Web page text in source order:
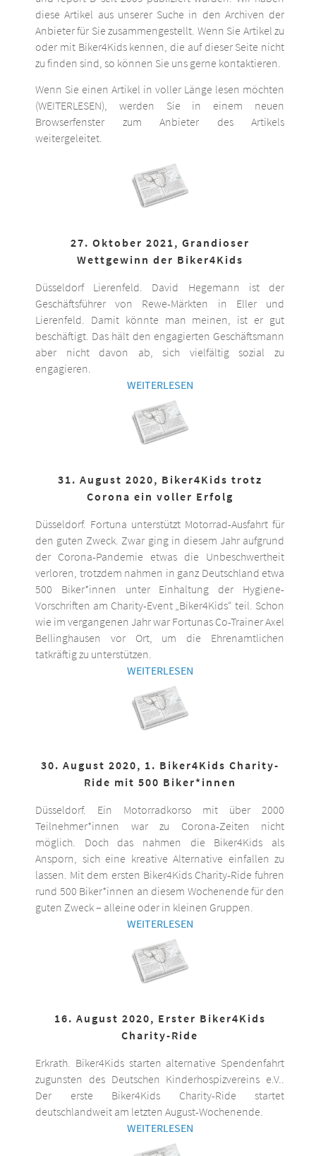
diese Artikel aus unserer Suche in den Archiven der
Anbieter für Sie zusammengestellt. Wenn Sie Artikel zu
oder mit Biker4Kids kennen, die auf dieser Seite nicht
zu finden sind, so können Sie uns gerne kontaktieren.
Wenn Sie einen Artikel in voller Länge lesen möchten
(WEITERLESEN), werden Sie in einem neuen
Browserfenster zum Anbieter des Artikels
weitergeleitet.
27. Oktober 2021, Grandioser
Wettgewinn der Biker4Kids
Düsseldorf Lierenfeld. David Hegemann ist der
Geschäftsführer von Rewe-Märkten in Eller und
Lierenfeld. Damit könnte man meinen, ist er gut
beschäftigt. Das hält den engagierten Geschäftsmann
aber nicht davon ab, sich vielfältig sozial zu
engagieren.
WEITERLESEN
31. August 2020, Biker4Kids trotz
Corona ein voller Erfolg
Düsseldorf. Fortuna unterstützt Motorrad-Ausfahrt für
den guten Zweck. Zwar ging in diesem Jahr aufgrund
der Corona-Pandemie etwas die Unbeschwertheit
verloren, trotzdem nahmen in ganz Deutschland etwa
500 Biker*innen unter Einhaltung der Hygiene-
Vorschriften am Charity-Event „Biker4Kids“ teil. Schon
wie im vergangenen Jahr war Fortunas Co-Trainer Axel
Bellinghausen vor Ort, um die Ehrenamtlichen
tatkräftig zu unterstützen.
WEITERLESEN
30. August 2020, 1. Biker4Kids Charity-
Ride mit 500 Biker*innen
Düsseldorf. Ein Motorradkorso mit über 2000
Teilnehmer*innen war zu Corona-Zeiten nicht
möglich. Doch das nahmen die Biker4Kids als
Ansporn, sich eine kreative Alternative einfallen zu
lassen. Mit dem ersten Biker4Kids Charity-Ride fuhren
rund 500 Biker*innen an diesem Wochenende für den
guten Zweck – alleine oder in kleinen Gruppen.
WEITERLESEN
16. August 2020, Erster Biker4Kids
Charity-Ride
Erkrath. Biker4Kids starten alternative Spendenfahrt
zugunsten des Deutschen Kinderhospizvereins e.V..
Der erste Biker4Kids Charity-Ride startet
deutschlandweit am letzten August-Wochenende.
WEITERLESEN